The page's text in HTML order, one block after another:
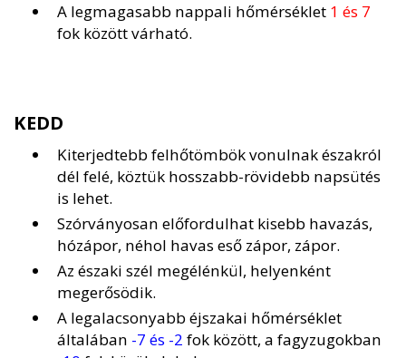
A legmagasabb nappali hőmérséklet 1 és 7
fok között várható.
KEDD
Kiterjedtebb felhőtömbök vonulnak északról
dél felé, köztük hosszabb-rövidebb napsütés
is lehet.
Szórványosan előfordulhat kisebb havazás,
hózápor, néhol havas eső zápor, zápor.
Az északi szél megélénkül, helyenként
megerősödik.
A legalacsonyabb éjszakai hőmérséklet
általában -7 és -2 fok között, a fagyzugokban